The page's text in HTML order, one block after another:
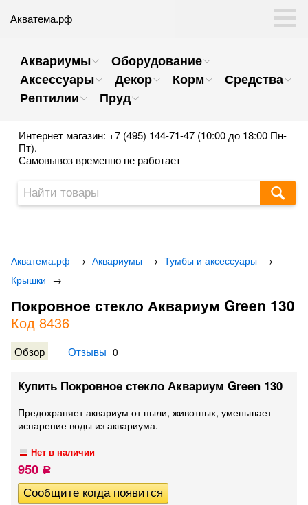
Акватема.рф
Аквариумы
Оборудование
Аксессуары
Декор Корм
Средства
Рептилии
Пруд
Интернет магазин: +7 (495) 144-71-47 (10:00 до 18:00 Пн-
Пт).
Самовывоз временно не работает
Акватема.рф → Аквариумы → Тумбы и аксессуары →
Крышки →
Покровное стекло Аквариум Green 130
Код 8436
Обзор Отзывы 0
Купить Покровное стекло Аквариум Green 130
Предохраняет аквариум от пыли, животных, уменьшает
испарение воды из аквариума.
Нет в наличии
950 Р